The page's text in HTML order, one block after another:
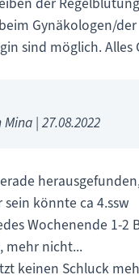
Gynäkologen/der
sind möglich. Alles
Mina |27.08.2022
sein könnte ca 4.ssw
Wochenende 1-2
mehr nicht...
keinen Schluck